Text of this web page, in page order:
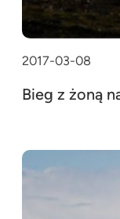
2017-03-08
Bieg z żoną